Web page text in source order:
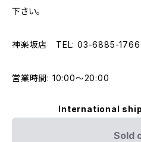
下さい。
神楽坂店 TEL: 03-6885-1766
営業時間: 10:00〜20:00
International
Sold